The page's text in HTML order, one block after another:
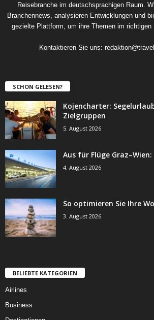
Reisebranche im deutschsprachigen Raum.
Branchennews, analysieren Entwicklungen und
gezielte Plattform, um ihre Themen im richtigen
Kontaktieren Sie uns:
SCHON GELESEN?
Kojencharter:
Zielgruppen
5. August 2026
Aus für Flüge
4. August 2026
So optimieren Sie Ihre
3. August 2026
BELIEBTE KATEGORIEN
Airlines
Business